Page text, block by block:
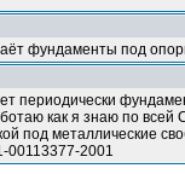
фундаменты под
периодически
как я знаю по всей
под металлические
00113377-2001